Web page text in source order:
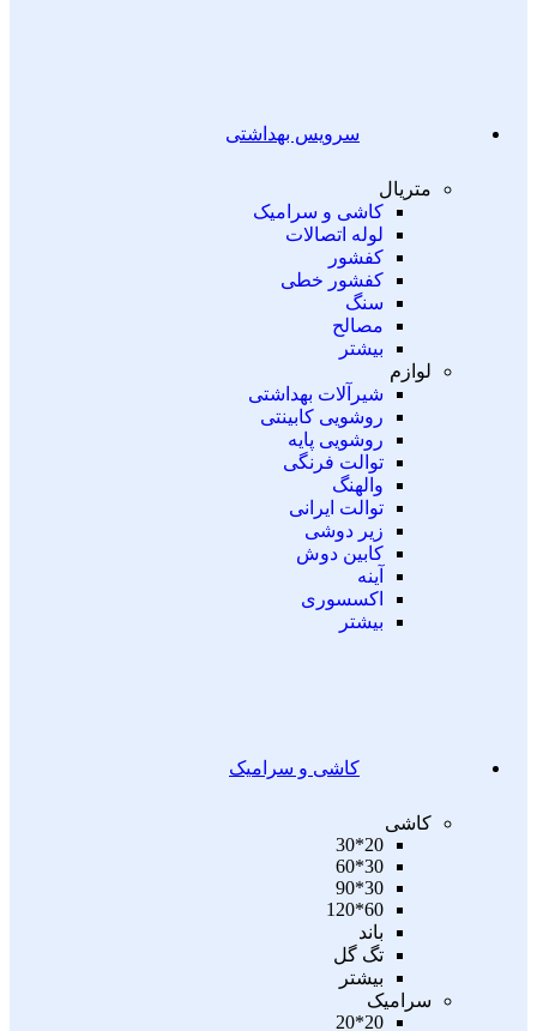
سرویس بهداشتی
متریال
کاشی و سرامیک
لوله اتصالات
کفشور
کفشور خطی
سنگ
مصالح
بیشتر
لوازم
شیرآلات بهداشتی
روشویی کابینتی
روشویی پایه
توالت فرنگی
والهنگ
توالت ایرانی
زیر دوشی
کابین دوش
آینه
اکسسوری
بیشتر
کاشی و سرامیک
کاشی
20*30
30*60
30*90
60*120
باند
تگ گل
بیشتر
سرامیک
20*20